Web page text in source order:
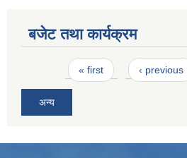
बजेट तथा कार्यक्रम
Pages« first ‹ previous
अन्य